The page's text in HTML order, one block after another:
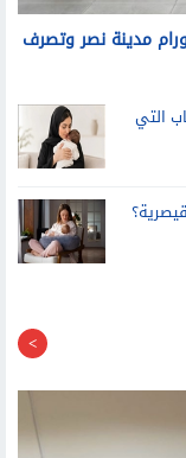
مدينة نصر وتصرف
التي